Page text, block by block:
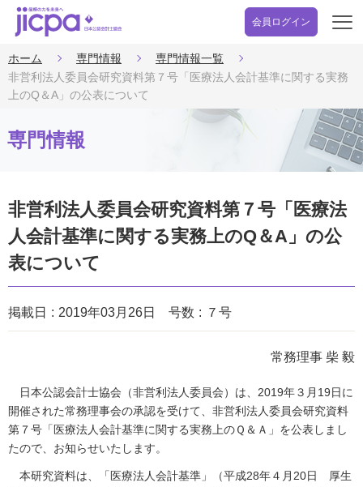
会員ログイン
開
ホーム 専門情報
専門情報一覧
非営利法人委員会研究資料第７号「医療法人会計基準に関する実務
上のQ＆A」の公表について
専門情報
非営利法人委員会研究資料第７号「医療法
人会計基準に関する実務上のQ＆A」の公
表について
掲載日 2019年03月26日 号数 ７号
常務理事 柴 毅
日本公認会計士協会（非営利法人委員会）は、2019年３月19日に
開催された常務理事会の承認を受けて、非営利法人委員会研究資料
第７号「医療法人会計基準に関する実務上のＱ＆Ａ」を公表しまし
たので、お知らせいたします。
本研究資料は、「医療法人会計基準」（平成28年４月20日 厚生